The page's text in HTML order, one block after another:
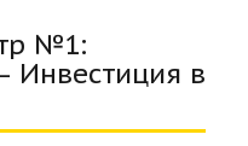
№1:
Инвестиция в